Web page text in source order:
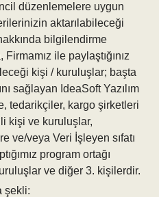
düzenlemelere uygun
aktarılabileceği
bilgilendirme
ile paylaştığınız
kişi / kuruluşlar; başta
sağlayan IdeaSoft Yazılım
tedarikçiler, kargo şirketleri
kişi ve kuruluşlar,
ve/veya Veri İşleyen sıfatı
program ortağı
ve diğer 3. kişilerdir.
şekli: